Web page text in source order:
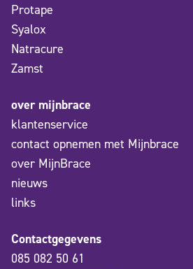
Protape
Syalox
Natracure
Zamst
over mijnbrace
klantenservice
contact opnemen met Mijnbrace
over MijnBrace
nieuws
links
Contactgegevens
085 082 50 61